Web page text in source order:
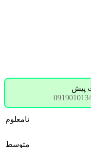
نامعلوم
متوسط